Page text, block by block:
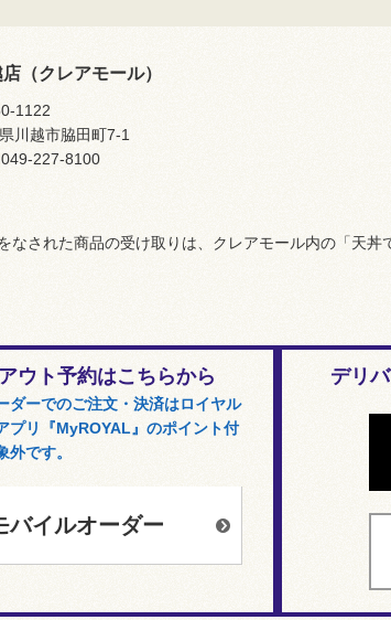
店（クレアモール）
1122
川越市脇田町7-1
227-8100
なされた商品の受け取りは、クレアモール内の「天丼
ウト予約はこちらから
ダーでのご注文・決済はロイヤル
プリ『MyROYAL』のポイント付
外です。
バイルオーダー
デリ